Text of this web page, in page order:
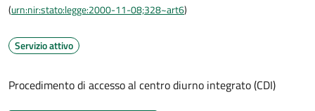
(urn:nir:stato:legge:2000-11-08;328~art6)
Servizio attivo
Procedimento di accesso al centro diurno integrato (CDI)